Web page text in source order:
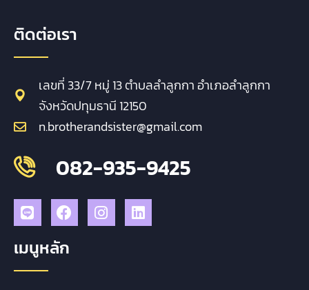
ติดต่อเรา
เลขที่ 33/7 หมู่ 13 ตำบลลำลูกกา อำเภอลำลูกกา
จังหวัดปทุมธานี 12150
n.brotherandsister@gmail.com
082-935-9425
เมนูหลัก